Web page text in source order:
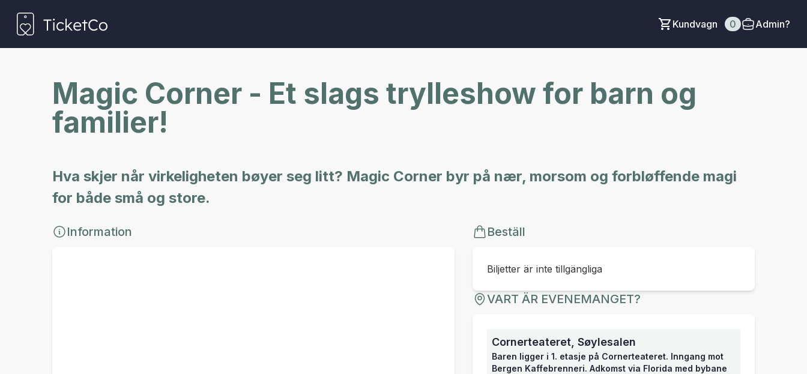
Kundvagn 0 Admin?
Magic Corner - Et slags trylleshow for barn og
familier!
Hva skjer når virkeligheten bøyer seg litt? Magic Corner byr på nær, morsom og forbløffende magi
for både små og store.
Information Beställ
Biljetter är inte tillgängliga
VART ÄR EVENEMANGET?
Cornerteateret, Søylesalen
Baren ligger i 1. etasje på Cornerteateret. Inngang mot
Bergen Kaffebrenneri. Adkomst via Florida med bybane